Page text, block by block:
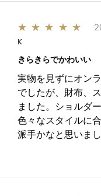
★ ★ ★ ★ ★
K
きらきらでかわいい
実物を見ずにオン
でしたが、財布、
ました。ショルダ
色々なスタイルに
派手かなと思いま